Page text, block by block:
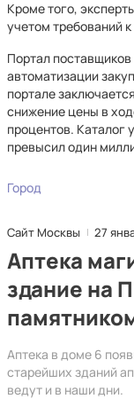
Кроме того,
учетом требований
Портал
автоматизации
портале
снижение цены в
процентов. Каталог
превысил один
Город
Сайт Москвы 27
Аптека
здание на
Аптека в доме 6
старейших зданий
ведут и в наши дни.